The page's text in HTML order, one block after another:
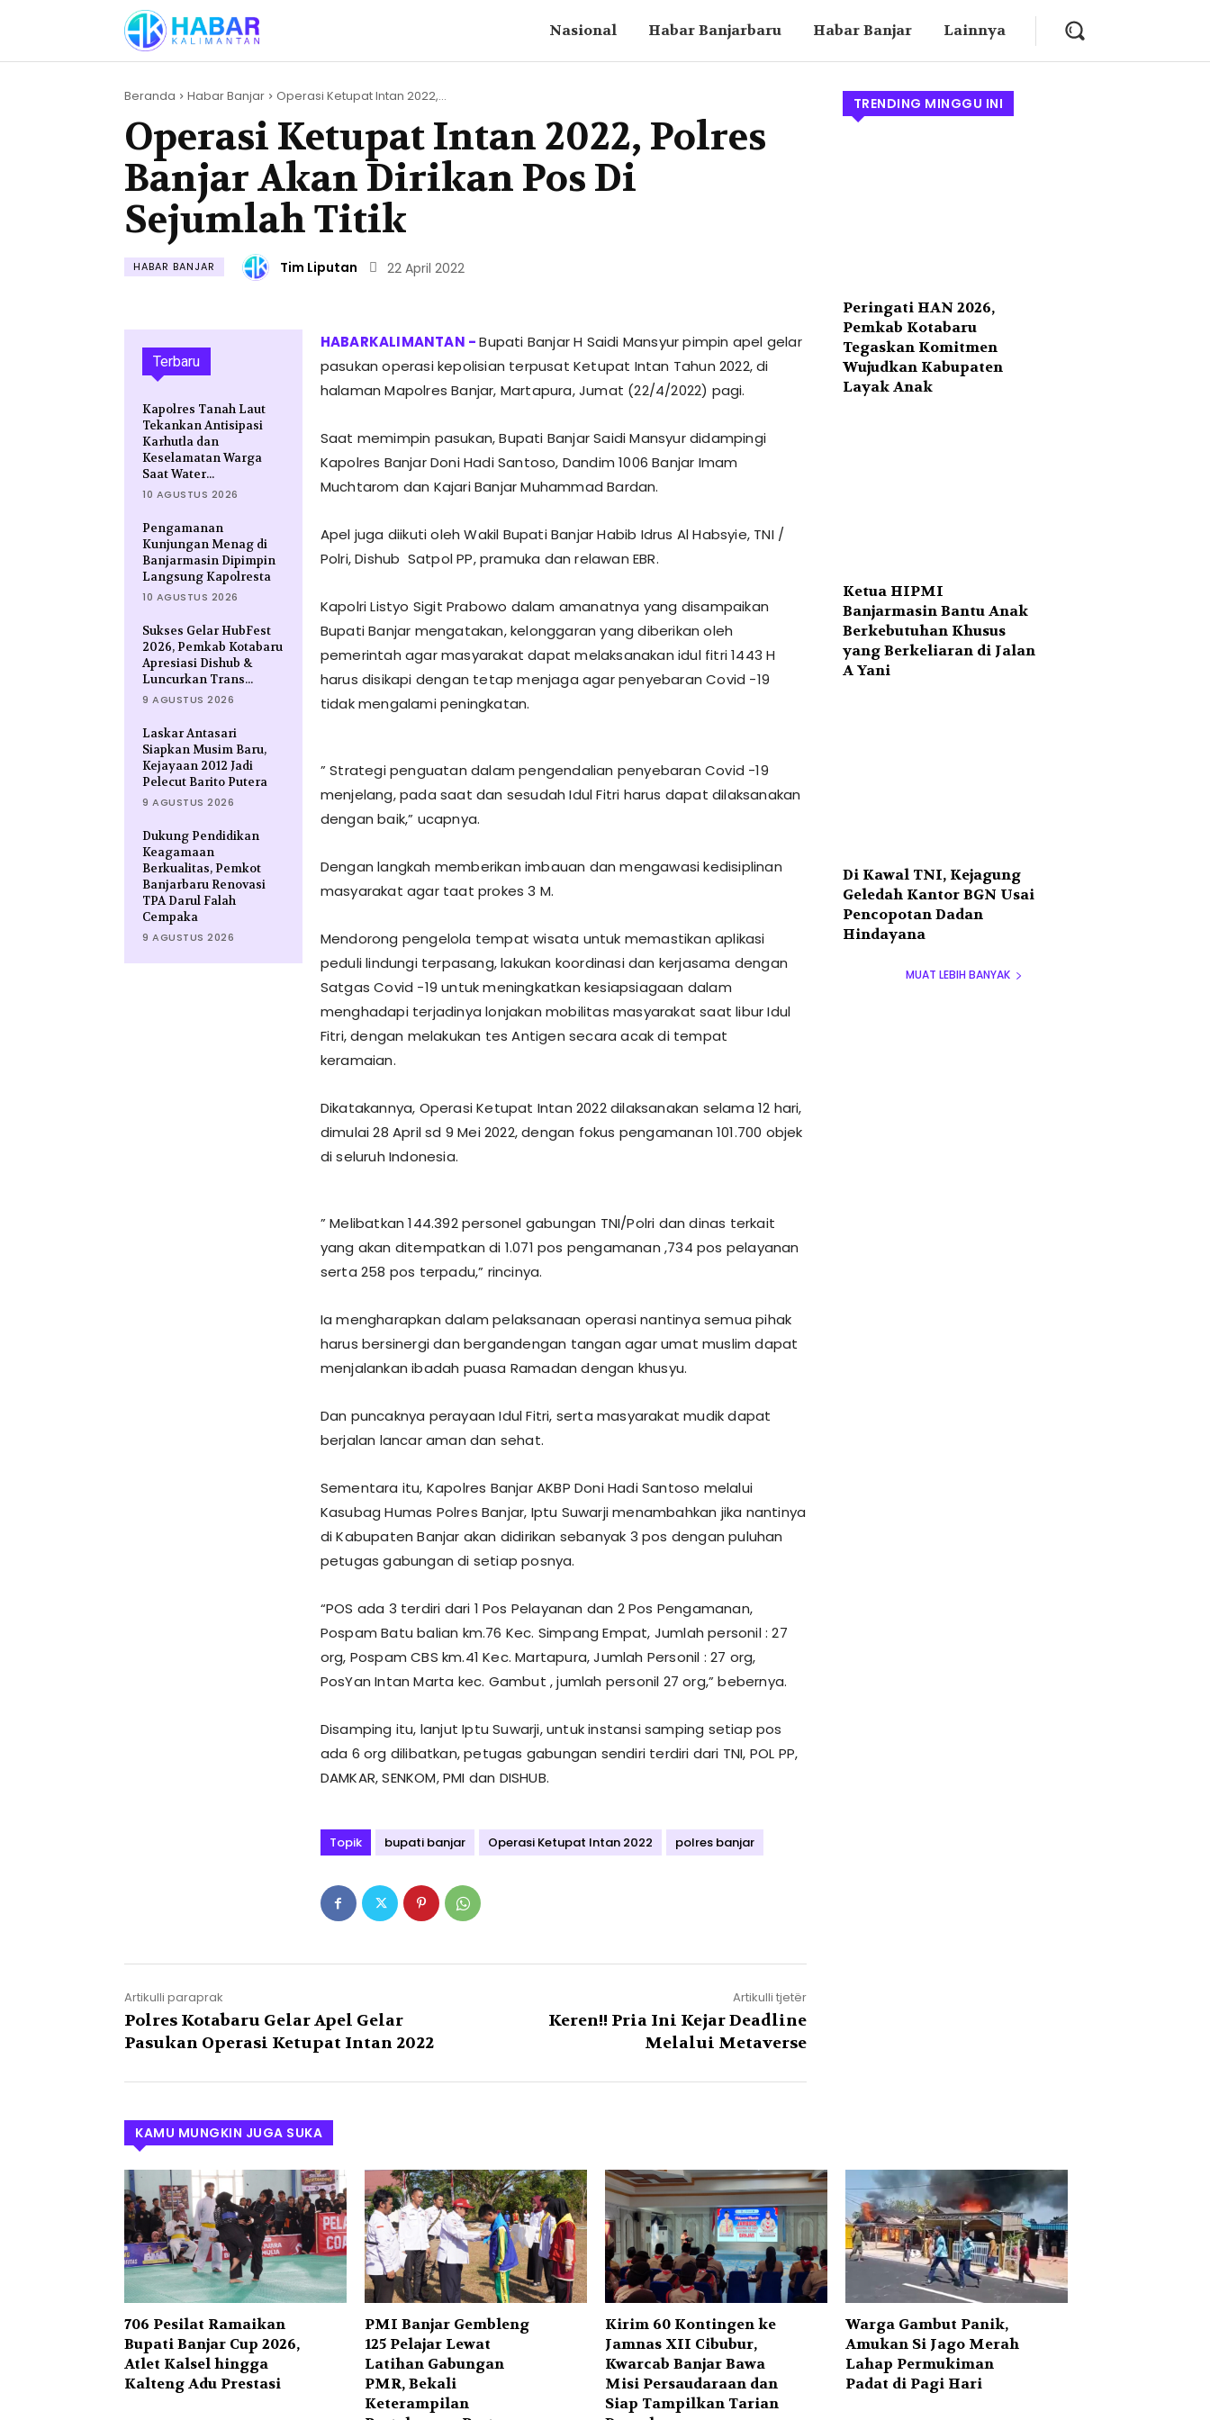
Nasional Habar Banjarbaru Habar Banjar Lainnya
Beranda Habar Banjar Operasi Ketupat Intan 2022,...
Operasi Ketupat Intan 2022, Polres
Banjar Akan Dirikan Pos Di
Sejumlah Titik
HABAR BANJAR Tim Liputan 22 April 2022
Terbaru
Kapolres Tanah Laut
Tekankan Antisipasi
Karhutla dan
Keselamatan Warga
Saat Water...
10 AGUSTUS 2026
Pengamanan
Kunjungan Menag di
Banjarmasin Dipimpin
Langsung Kapolresta
10 AGUSTUS 2026
Sukses Gelar HubFest
2026, Pemkab Kotabaru
Apresiasi Dishub &
Luncurkan Trans...
9 AGUSTUS 2026
Laskar Antasari
Siapkan Musim Baru,
Kejayaan 2012 Jadi
Pelecut Barito Putera
9 AGUSTUS 2026
Dukung Pendidikan
Keagamaan
Berkualitas, Pemkot
Banjarbaru Renovasi
TPA Darul Falah
Cempaka
9 AGUSTUS 2026
Bupati Banjar H Saidi Mansyur pimpin apel gelar
pasukan operasi kepolisian terpusat Ketupat Intan Tahun 2022, di
halaman Mapolres Banjar, Martapura, Jumat (22/4/2022) pagi.
Saat memimpin pasukan, Bupati Banjar Saidi Mansyur didampingi
Kapolres Banjar Doni Hadi Santoso, Dandim 1006 Banjar Imam
Muchtarom dan Kajari Banjar Muhammad Bardan.
Apel juga diikuti oleh Wakil Bupati Banjar Habib Idrus Al Habsyie, TNI /
Polri, Dishub Satpol PP, pramuka dan relawan EBR.
Kapolri Listyo Sigit Prabowo dalam amanatnya yang disampaikan
Bupati Banjar mengatakan, kelonggaran yang diberikan oleh
pemerintah agar masyarakat dapat melaksanakan idul fitri 1443 H
harus disikapi dengan tetap menjaga agar penyebaran Covid -19
tidak mengalami peningkatan.
” Strategi penguatan dalam pengendalian penyebaran Covid -19
menjelang, pada saat dan sesudah Idul Fitri harus dapat dilaksanakan
dengan baik,” ucapnya.
Dengan langkah memberikan imbauan dan mengawasi kedisiplinan
masyarakat agar taat prokes 3 M.
Mendorong pengelola tempat wisata untuk memastikan aplikasi
peduli lindungi terpasang, lakukan koordinasi dan kerjasama dengan
Satgas Covid -19 untuk meningkatkan kesiapsiagaan dalam
menghadapi terjadinya lonjakan mobilitas masyarakat saat libur Idul
Fitri, dengan melakukan tes Antigen secara acak di tempat
keramaian.
Dikatakannya, Operasi Ketupat Intan 2022 dilaksanakan selama 12 hari,
dimulai 28 April sd 9 Mei 2022, dengan fokus pengamanan 101.700 objek
di seluruh Indonesia.
” Melibatkan 144.392 personel gabungan TNI/Polri dan dinas terkait
yang akan ditempatkan di 1.071 pos pengamanan ,734 pos pelayanan
serta 258 pos terpadu,” rincinya.
Ia mengharapkan dalam pelaksanaan operasi nantinya semua pihak
harus bersinergi dan bergandengan tangan agar umat muslim dapat
menjalankan ibadah puasa Ramadan dengan khusyu.
Dan puncaknya perayaan Idul Fitri, serta masyarakat mudik dapat
berjalan lancar aman dan sehat.
Sementara itu, Kapolres Banjar AKBP Doni Hadi Santoso melalui
Kasubag Humas Polres Banjar, Iptu Suwarji menambahkan jika nantinya
di Kabupaten Banjar akan didirikan sebanyak 3 pos dengan puluhan
petugas gabungan di setiap posnya.
“POS ada 3 terdiri dari 1 Pos Pelayanan dan 2 Pos Pengamanan,
Pospam Batu balian km.76 Kec. Simpang Empat, Jumlah personil : 27
org, Pospam CBS km.41 Kec. Martapura, Jumlah Personil : 27 org,
PosYan Intan Marta kec. Gambut , jumlah personil 27 org,” bebernya.
Disamping itu, lanjut Iptu Suwarji, untuk instansi samping setiap pos
ada 6 org dilibatkan, petugas gabungan sendiri terdiri dari TNI, POL PP,
DAMKAR, SENKOM, PMI dan DISHUB.
Topik bupati banjar Operasi Ketupat Intan 2022 polres banjar
Artikulli paraprak
Polres Kotabaru Gelar Apel Gelar
Pasukan Operasi Ketupat Intan 2022
Artikulli tjetër
Keren!! Pria Ini Kejar Deadline
Melalui Metaverse
TRENDING MINGGU INI
Peringati HAN 2026,
Pemkab Kotabaru
Tegaskan Komitmen
Wujudkan Kabupaten
Layak Anak
Ketua HIPMI
Banjarmasin Bantu Anak
Berkebutuhan Khusus
yang Berkeliaran di Jalan
A Yani
Di Kawal TNI, Kejagung
Geledah Kantor BGN Usai
Pencopotan Dadan
Hindayana
MUAT LEBIH BANYAK
KAMU MUNGKIN JUGA SUKA
706 Pesilat Ramaikan
Bupati Banjar Cup 2026,
Atlet Kalsel hingga
Kalteng Adu Prestasi
PMI Banjar Gembleng
125 Pelajar Lewat
Latihan Gabungan
PMR, Bekali
Keterampilan
Kirim 60 Kontingen ke
Jamnas XII Cibubur,
Kwarcab Banjar Bawa
Misi Persaudaraan dan
Siap Tampilkan Tarian
Warga Gambut Panik,
Amukan Si Jago Merah
Lahap Permukiman
Padat di Pagi Hari